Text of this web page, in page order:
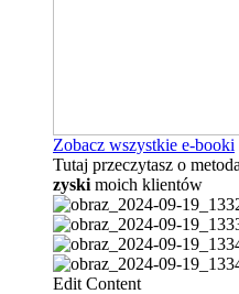
Zobacz wszystkie e-booki
Tutaj przeczytasz o
zyski moich klientów
Edit Content